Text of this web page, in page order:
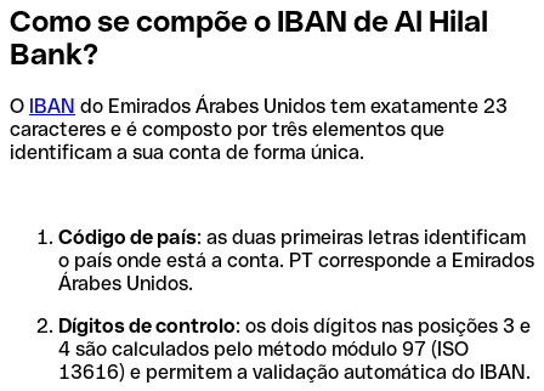
Como se compõe o IBAN de Al Hilal
Bank?
O IBAN do Emirados Árabes Unidos tem exatamente 23
caracteres e é composto por três elementos que
identificam a sua conta de forma única.
Código de país: as duas primeiras letras identificam
o país onde está a conta. PT corresponde a Emirados
Árabes Unidos.
Dígitos de controlo: os dois dígitos nas posições 3 e
4 são calculados pelo método módulo 97 (ISO
13616) e permitem a validação automática do IBAN.